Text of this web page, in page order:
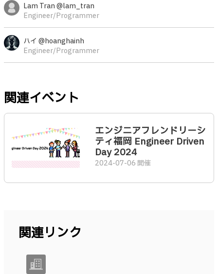
Lam Tran @lam_tran
Engineer/Programmer
ハイ @hoanghainh
Engineer/Programmer
関連イベント
エンジニアフレンドリーシ
ティ福岡 Engineer Driven
Day 2024
2024-07-06 開催
関連リンク